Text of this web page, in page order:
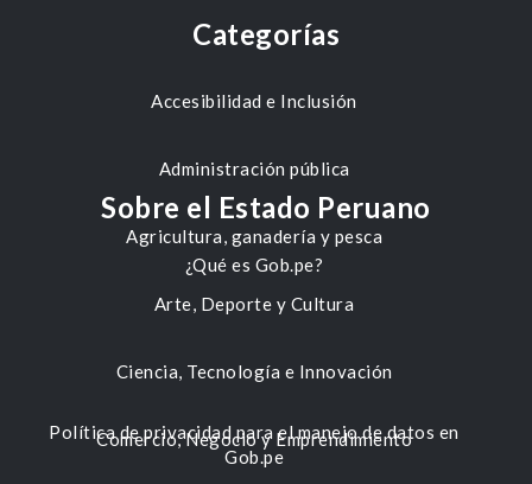
Categorías
Accesibilidad e Inclusión
Administración pública
Agricultura, ganadería y pesca
Arte, Deporte y Cultura
Ciencia, Tecnología e Innovación
Comercio, Negocio y Emprendimiento
Sobre el Estado Peruano
¿Qué es Gob.pe?
Política de privacidad para el manejo de datos en
Gob.pe